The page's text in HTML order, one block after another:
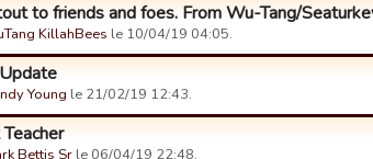
to friends and foes. From Wu-Tang/
KillahBees le 10/04/19 04:05.
Young le 21/02/19 12:43.
Bettis Sr le 06/04/19 22:48.